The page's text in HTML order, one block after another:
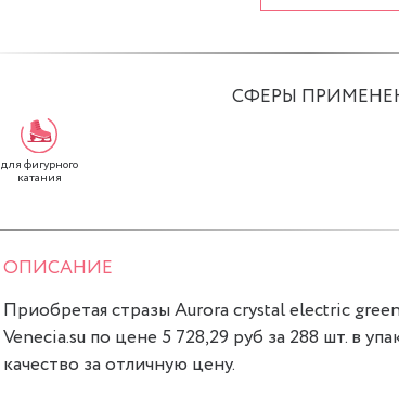
СФЕРЫ
для фигурного
катания
ОПИСАНИЕ
Приобретая стразы Aurora crystal electric
Venecia.su по цене 5 728,29 руб за 288 шт. в
качество за отличную цену.